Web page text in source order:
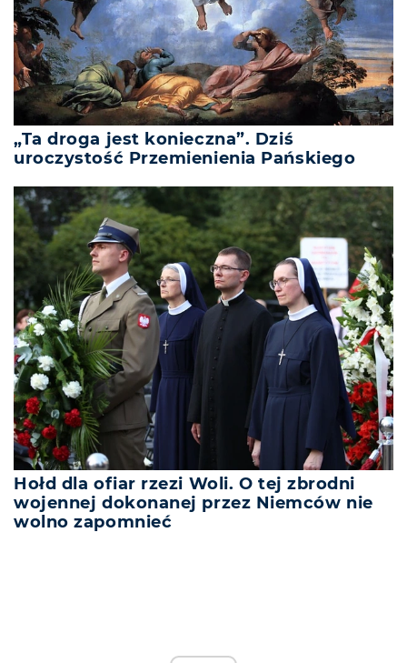
„Ta droga jest konieczna”. Dziś
uroczystość Przemienienia Pańskiego
Hołd dla ofiar rzezi Woli. O tej zbrodni
wojennej dokonanej przez Niemców nie
wolno zapomnieć